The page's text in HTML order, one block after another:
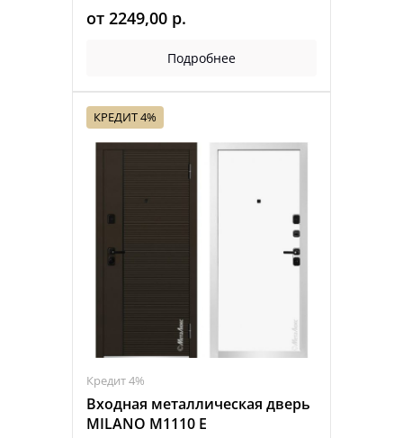
от 2249,00 р.
Подробнее
КРЕДИТ 4%
Кредит 4%
Входная металлическая дверь
MILANO M1110 Е